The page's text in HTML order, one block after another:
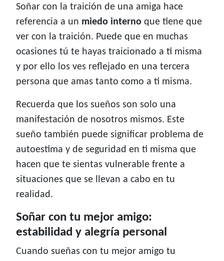
Soñar con la traición de una amiga hace
referencia a un miedo interno que tiene que
ver con la traición. Puede que en muchas
ocasiones tú te hayas traicionado a ti misma
y por ello los ves reflejado en una tercera
persona que amas tanto como a ti misma.
Recuerda que los sueños son solo una
manifestación de nosotros mismos. Este
sueño también puede significar problema de
autoestima y de seguridad en ti misma que
hacen que te sientas vulnerable frente a
situaciones que se llevan a cabo en tu
realidad.
Soñar con tu mejor amigo:
estabilidad y alegría personal
Cuando sueñas con tu mejor amigo tu